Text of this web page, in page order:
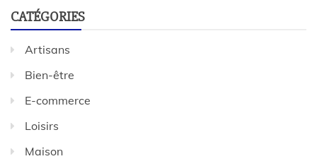
CATÉGORIES
Artisans
Bien-être
E-commerce
Loisirs
Maison